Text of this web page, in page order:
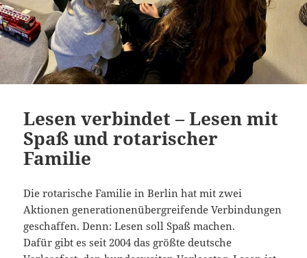
Lesen verbindet – Lesen mit
Spaß und rotarischer
Familie
Die rotarische Familie in Berlin hat mit zwei
Aktionen generationenübergreifende Verbindungen
geschaffen. Denn: Lesen soll Spaß machen.
Dafür gibt es seit 2004 das größte deutsche